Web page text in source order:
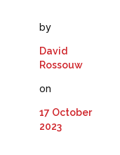
by
David
Rossouw
on
17 October
2023